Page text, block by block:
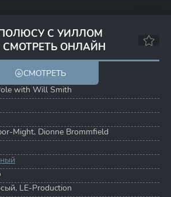
С УИЛЛОМ
СМОТРЕТЬ ОНЛАЙН
6.3
СМОТРЕТЬ
with Will Smith
Might, Dionne Brommfield
LE-Production